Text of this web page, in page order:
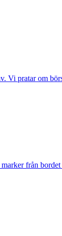
Vi pratar om
från